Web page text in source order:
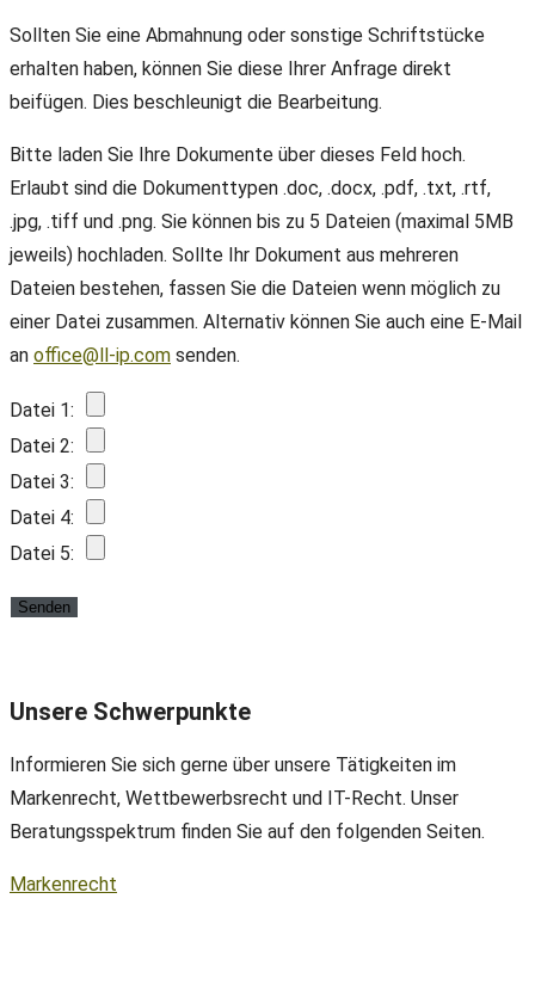
Sollten Sie eine Abmahnung oder sonstige Schriftstücke
erhalten haben, können Sie diese Ihrer Anfrage direkt
beifügen. Dies beschleunigt die Bearbeitung.
Bitte laden Sie Ihre Dokumente über dieses Feld hoch.
Erlaubt sind die Dokumenttypen .doc, .docx, .pdf, .txt, .rtf,
.jpg, .tiff und .png. Sie können bis zu 5 Dateien (maximal 5MB
jeweils) hochladen. Sollte Ihr Dokument aus mehreren
Dateien bestehen, fassen Sie die Dateien wenn möglich zu
einer Datei zusammen. Alternativ können Sie auch eine E-Mail
an office@ll-ip.com senden.
Datei 1:
Datei 2:
Datei 3:
Datei 4:
Datei 5:
Unsere Schwerpunkte
Informieren Sie sich gerne über unsere Tätigkeiten im
Markenrecht, Wettbewerbsrecht und IT-Recht. Unser
Beratungsspektrum finden Sie auf den folgenden Seiten.
Markenrecht